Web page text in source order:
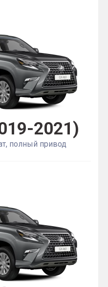
2021)
полный привод